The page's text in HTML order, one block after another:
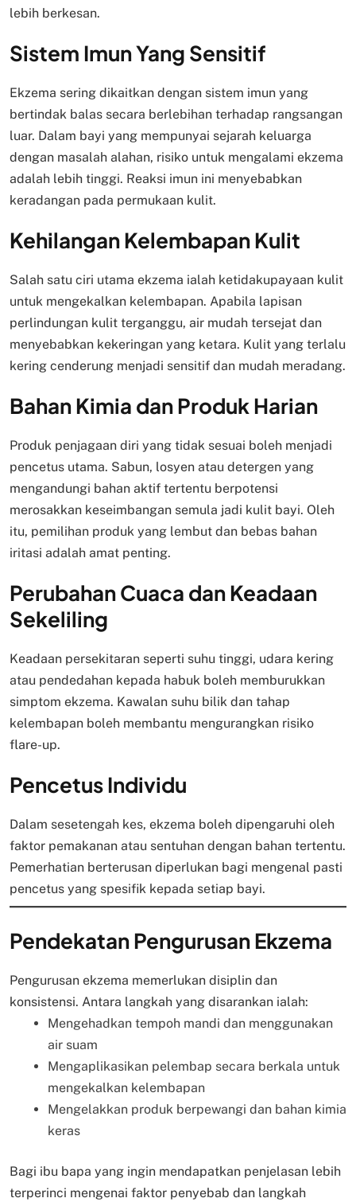
lebih berkesan.
Sistem Imun Yang Sensitif
Ekzema sering dikaitkan dengan sistem imun yang
bertindak balas secara berlebihan terhadap rangsangan
luar. Dalam bayi yang mempunyai sejarah keluarga
dengan masalah alahan, risiko untuk mengalami ekzema
adalah lebih tinggi. Reaksi imun ini menyebabkan
keradangan pada permukaan kulit.
Kehilangan Kelembapan Kulit
Salah satu ciri utama ekzema ialah ketidakupayaan kulit
untuk mengekalkan kelembapan. Apabila lapisan
perlindungan kulit terganggu, air mudah tersejat dan
menyebabkan kekeringan yang ketara. Kulit yang terlalu
kering cenderung menjadi sensitif dan mudah meradang.
Bahan Kimia dan Produk Harian
Produk penjagaan diri yang tidak sesuai boleh menjadi
pencetus utama. Sabun, losyen atau detergen yang
mengandungi bahan aktif tertentu berpotensi
merosakkan keseimbangan semula jadi kulit bayi. Oleh
itu, pemilihan produk yang lembut dan bebas bahan
iritasi adalah amat penting.
Perubahan Cuaca dan Keadaan
Sekeliling
Keadaan persekitaran seperti suhu tinggi, udara kering
atau pendedahan kepada habuk boleh memburukkan
simptom ekzema. Kawalan suhu bilik dan tahap
kelembapan boleh membantu mengurangkan risiko
flare-up.
Pencetus Individu
Dalam sesetengah kes, ekzema boleh dipengaruhi oleh
faktor pemakanan atau sentuhan dengan bahan tertentu.
Pemerhatian berterusan diperlukan bagi mengenal pasti
pencetus yang spesifik kepada setiap bayi.
Pendekatan Pengurusan Ekzema
Pengurusan ekzema memerlukan disiplin dan
konsistensi. Antara langkah yang disarankan ialah:
Mengehadkan tempoh mandi dan menggunakan
air suam
Mengaplikasikan pelembap secara berkala untuk
mengekalkan kelembapan
Mengelakkan produk berpewangi dan bahan kimia
keras
Bagi ibu bapa yang ingin mendapatkan penjelasan lebih
terperinci mengenai faktor penyebab dan langkah